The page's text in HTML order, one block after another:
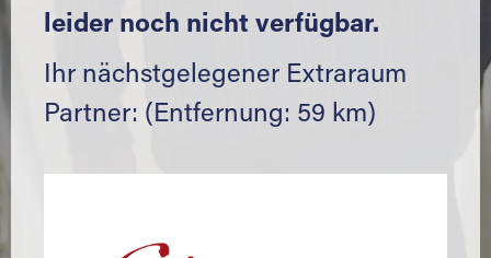
leider noch nicht verfügbar.
Ihr nächstgelegener Extraraum
Partner: (Entfernung: 59 km)